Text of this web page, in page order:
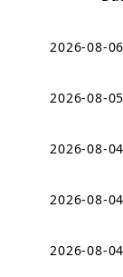
2026-08-
2026-08-
2026-08-
2026-08-
2026-08-